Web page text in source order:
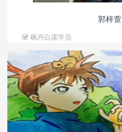
郭梓萱
枫丹白露学员